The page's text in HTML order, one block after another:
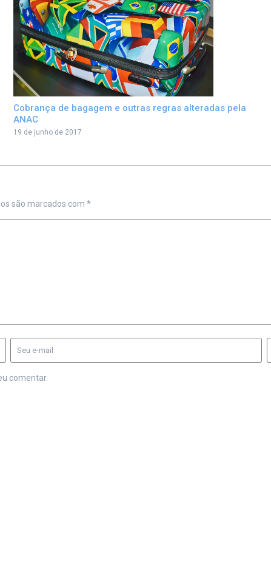
Cobrança de bagagem e outras regras alteradas pela
ANAC
19 de junho de 2017
são marcados com *
comentar.